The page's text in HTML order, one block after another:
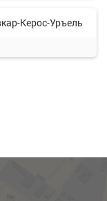
Керос-Уръель